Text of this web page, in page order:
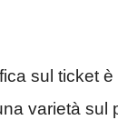
sul ticket
varietà sul